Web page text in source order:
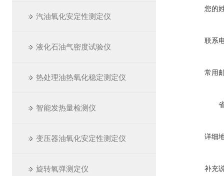
汽油氧化安定性测定仪
液化石油气密度试验仪
热处理油热氧化稳定测定仪
智能发热量检测仪
变压器油氧化安定性测定仪
旋转氧弹测定仪
您的
联系
常用
详细
补充